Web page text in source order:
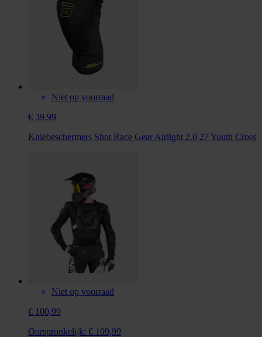
Niet op voorraad
€ 39,99
Kniebeschermers Shot Race Gear Airlight 2.0 27 Youth Cross
Niet op voorraad
€ 100,99
Oorspronkelijk: € 109,99